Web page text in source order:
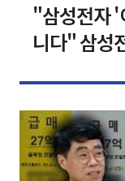
"삼성전자 '
니다" 삼성